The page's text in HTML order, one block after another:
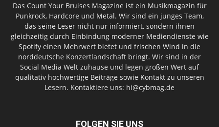
Das Count Your Bruises Magazine ist ein Musikmagazin für
Punkrock, Hardcore und Metal. Wir sind ein junges Team,
das seine Leser nicht nur informiert, sondern ihnen
gleichzeitig durch Einbindung moderner Mediendienste wie
Spotify einen Mehrwert bietet und frischen Wind in die
norddeutsche Konzertlandschaft bringt. Wir sind in der
Social Media Welt zuhause und legen großen Wert auf
qualitativ hochwertige Beiträge sowie Kontakt zu unseren
Lesern. Kontaktiere uns: hi@cybmag.de
FOLGEN SIE UNS